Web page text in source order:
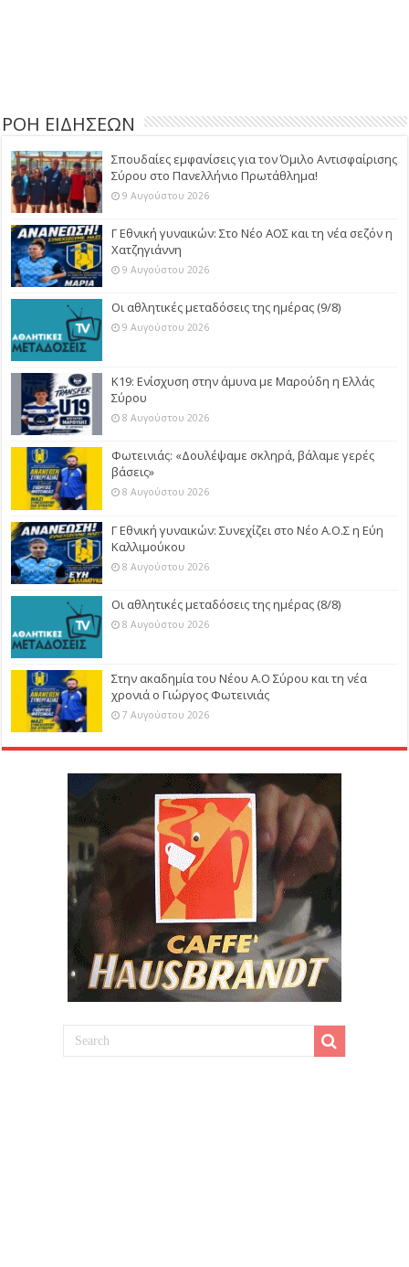
ΡΟΗ ΕΙΔΗΣΕΩΝ
Σπουδαίες εμφανίσεις για τον Όμιλο Αντισφαίρισης
Σύρου στο Πανελλήνιο Πρωτάθλημα!
9 Αυγούστου 2026
Γ Εθνική γυναικών: Στο Νέο ΑΟΣ και τη νέα σεζόν η
Χατζηγιάννη
9 Αυγούστου 2026
Οι αθλητικές μεταδόσεις της ημέρας (9/8)
9 Αυγούστου 2026
Κ19: Ενίσχυση στην άμυνα με Μαρούδη η Ελλάς
Σύρου
8 Αυγούστου 2026
Φωτεινιάς: «Δουλέψαμε σκληρά, βάλαμε γερές
βάσεις»
8 Αυγούστου 2026
Γ Εθνική γυναικών: Συνεχίζει στο Νέο Α.Ο.Σ η Εύη
Καλλιμούκου
8 Αυγούστου 2026
Οι αθλητικές μεταδόσεις της ημέρας (8/8)
8 Αυγούστου 2026
Στην ακαδημία του Νέου Α.Ο Σύρου και τη νέα
χρονιά ο Γιώργος Φωτεινιάς
7 Αυγούστου 2026